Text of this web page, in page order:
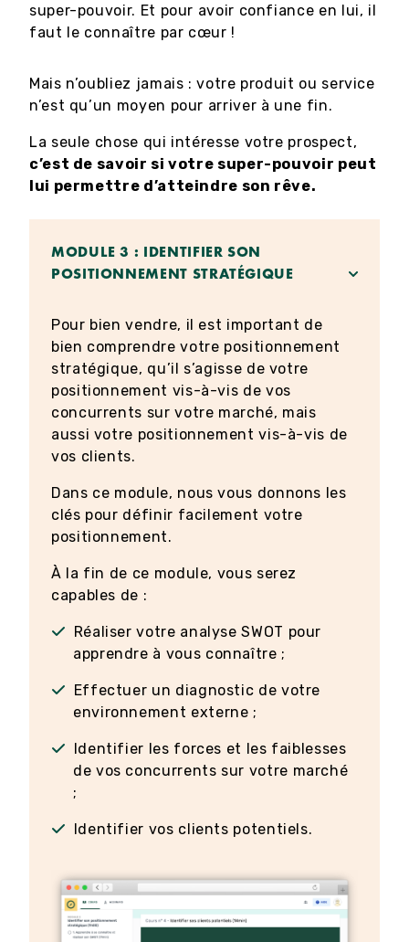
super-pouvoir. Et pour avoir confiance en lui, il
faut le connaître par cœur !
Mais n’oubliez jamais : votre produit ou service
n’est qu’un moyen pour arriver à une fin.
La seule chose qui intéresse votre prospect,
c’est de savoir si votre super-pouvoir peut
lui permettre d’atteindre son rêve.
MODULE 3 : IDENTIFIER SON
POSITIONNEMENT STRATÉGIQUE
Pour bien vendre, il est important de
bien comprendre votre positionnement
stratégique, qu’il s’agisse de votre
positionnement vis-à-vis de vos
concurrents sur votre marché, mais
aussi votre positionnement vis-à-vis de
vos clients.
Dans ce module, nous vous donnons les
clés pour définir facilement votre
positionnement.
À la fin de ce module, vous serez
capables de :
Réaliser votre analyse SWOT pour
apprendre à vous connaître ;
Effectuer un diagnostic de votre
environnement externe ;
Identifier les forces et les faiblesses
de vos concurrents sur votre marché
;
Identifier vos clients potentiels.